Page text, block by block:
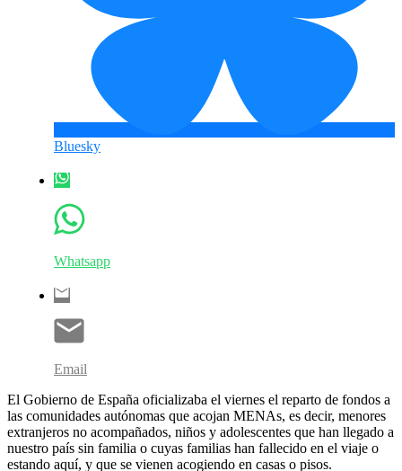
Bluesky
Whatsapp
Email
El Gobierno de España oficializaba el viernes el reparto de fondos a
las comunidades autónomas que acojan MENAs, es decir, menores
extranjeros no acompañados, niños y adolescentes que han llegado a
nuestro país sin familia o cuyas familias han fallecido en el viaje o
estando aquí, y que se vienen acogiendo en casas o pisos.